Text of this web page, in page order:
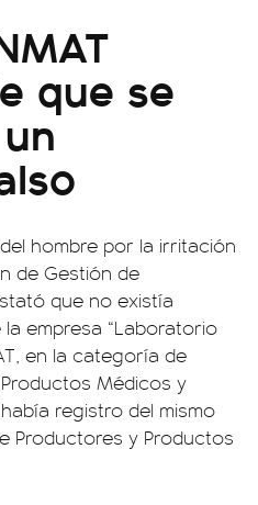
que se
hombre por la irritación
de Gestión de
que no existía
empresa “Laboratorio
en la categoría de
Médicos y
registro del mismo
Productores y Productos